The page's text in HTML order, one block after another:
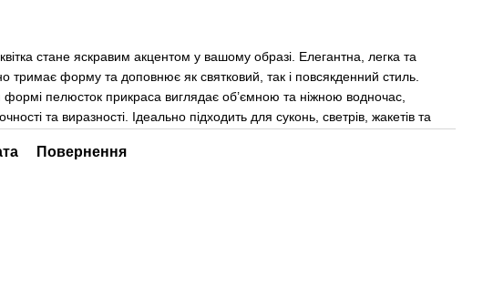
стане яскравим акцентом у вашому образі. Елегантна, легка та
тримає форму та доповнює як святковий, так і повсякденний стиль.
пелюсток прикраса виглядає об’ємною та ніжною водночас,
та виразності. Ідеально підходить для суконь, светрів, жакетів та
Повернення